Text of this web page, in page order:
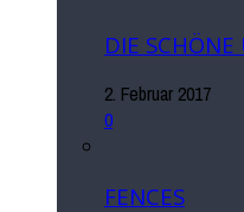
DIE
2. Februar 2017
0
FENCES